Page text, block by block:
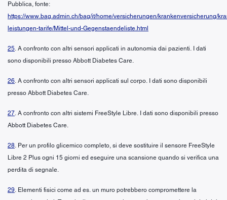
Pubblica, fonte:
https://www.bag.admin.ch/bag/it/home/versicherungen/krankenversicherung/
leistungen-tarife/Mittel-und-Gegenstaendeliste.html
25. A confronto con altri sensori applicati in autonomia dai pazienti. I dati
sono disponibili presso Abbott Diabetes Care.
26. A confronto con altri sensori applicati sul corpo. I dati sono disponibili
presso Abbott Diabetes Care.
27. A confronto con altri sistemi FreeStyle Libre. I dati sono disponibili presso
Abbott Diabetes Care.
28. Per un profilo glicemico completo, si deve sostituire il sensore FreeStyle
Libre 2 Plus ogni 15 giorni ed eseguire una scansione quando si verifica una
perdita di segnale.
29. Elementi fisici come ad es. un muro potrebbero compromettere la